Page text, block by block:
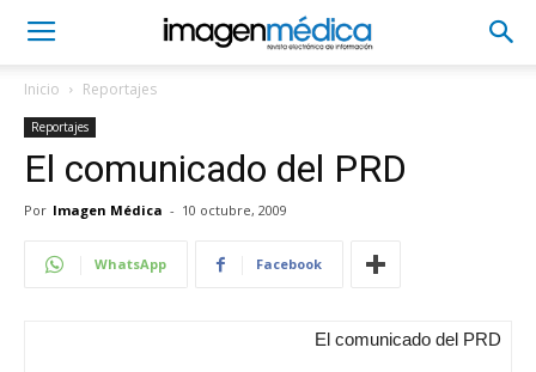
Inicio Reportajes
Reportajes
El comunicado del PRD
Por Imagen Médica - 10 octubre, 2009
WhatsApp Facebook
El comunicado del PRD